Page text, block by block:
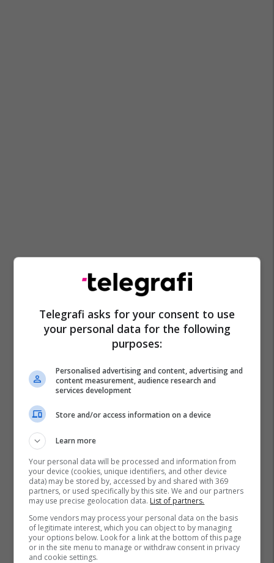
Telegrafi asks for your consent to use
your personal data for the following
purposes:
Personalised advertising and content, advertising and
content measurement, audience research and
services development
Store and/or access information on a device
Learn more
Your personal data will be processed and information from
your device (cookies, unique identifiers, and other device
data) may be stored by, accessed by and shared with 369
partners, or used specifically by this site. We and our partners
may use precise geolocation data. List of partners.
Some vendors may process your personal data on the basis
of legitimate interest, which you can object to by managing
your options below. Look for a link at the bottom of this page
or in the site menu to manage or withdraw consent in privacy
and cookie settings.